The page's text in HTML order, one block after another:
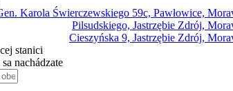
Karola Świerczewskiego 59c, Pawłowice,
Pilsudskiego, Jastrzębie Zdrój,
Cieszyńska 9, Jastrzębie Zdrój,
stanici
nachádzate